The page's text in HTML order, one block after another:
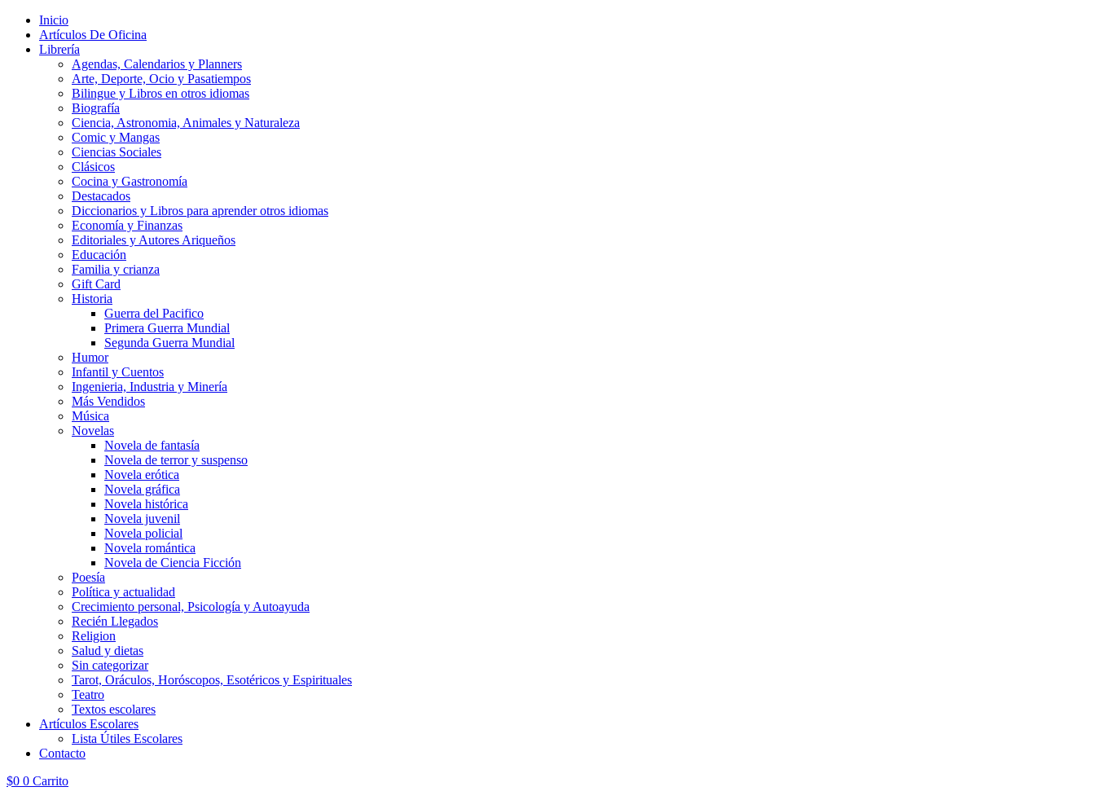
Inicio
Artículos De Oficina
Librería
Agendas, Calendarios y Planners
Arte, Deporte, Ocio y Pasatiempos
Bilingue y Libros en otros idiomas
Biografía
Ciencia, Astronomia, Animales y Naturaleza
Comic y Mangas
Ciencias Sociales
Clásicos
Cocina y Gastronomía
Destacados
Diccionarios y Libros para aprender otros idiomas
Economía y Finanzas
Editoriales y Autores Ariqueños
Educación
Familia y crianza
Gift Card
Historia
Guerra del Pacifico
Primera Guerra Mundial
Segunda Guerra Mundial
Humor
Infantil y Cuentos
Ingenieria, Industria y Minería
Más Vendidos
Música
Novelas
Novela de fantasía
Novela de terror y suspenso
Novela erótica
Novela gráfica
Novela histórica
Novela juvenil
Novela policial
Novela romántica
Novela de Ciencia Ficción
Poesía
Política y actualidad
Crecimiento personal, Psicología y Autoayuda
Recién Llegados
Religion
Salud y dietas
Sin categorizar
Tarot, Oráculos, Horóscopos, Esotéricos y Espirituales
Teatro
Textos escolares
Artículos Escolares
Lista Útiles Escolares
Contacto
$0 0 Carrito